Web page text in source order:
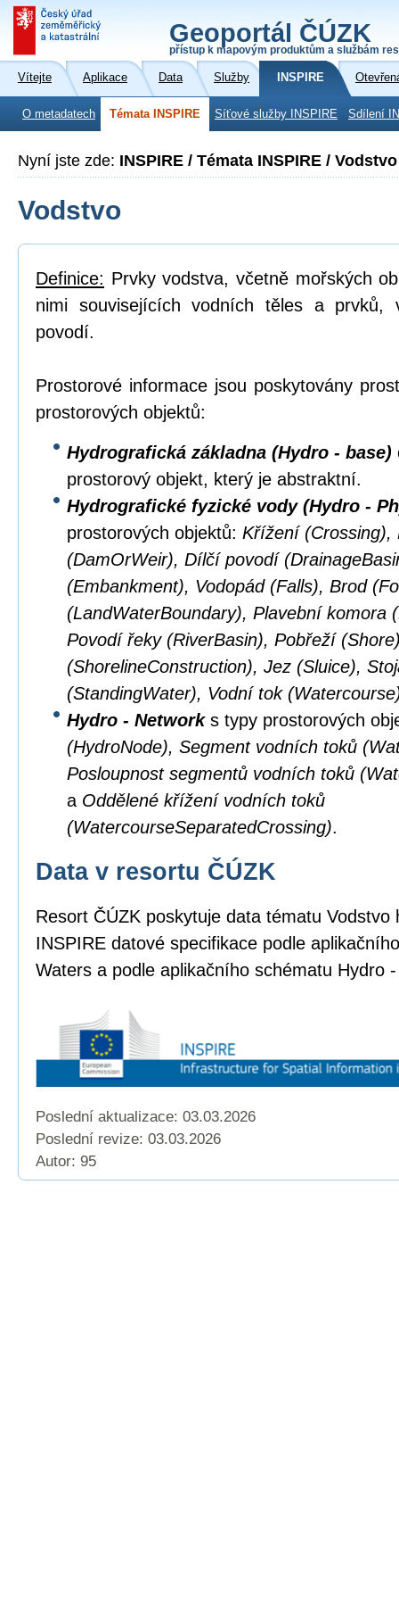
Geoportál ČÚZK
přístup k mapovým produktům a službám
Vítejte Aplikace Data Služby INSPIRE
O metadatech Témata INSPIRE Síťové služby INSPIRE Sdílení
Nyní jste zde: INSPIRE / Témata INSPIRE / Vodstvo
Vodstvo
Definice: Prvky vodstva, včetně mořských
nimi souvisejících vodních těles a prvků,
povodí.
Prostorové informace jsou poskytovány
prostorových objektů:
Hydrografická základna (Hydro - base)
prostorový objekt, který je abstraktní.
Hydrografické fyzické vody (Hydro -
prostorových objektů: Křížení (Crossing),
(DamOrWeir), Dílčí povodí
(Embankment), Vodopád (Falls), Brod
(LandWaterBoundary), Plavební komora
Povodí řeky (RiverBasin), Pobřeží
(ShorelineConstruction), Jez (Sluice),
(StandingWater), Vodní tok
Hydro - Networks typy prostorových
(HydroNode), Segment vodních toků
Posloupnost segmentů vodních toků
a Oddělené křížení vodních toků
(WatercourseSeparatedCrossing).
Data v resortu ČÚZK
Resort ČÚZK poskytuje data tématu Vodstvo
INSPIRE datové specifikace podle
Waters a podle aplikačního schématu Hydro
Poslední aktualizace: 03.03.2026
Poslední revize: 03.03.2026
Autor: 95